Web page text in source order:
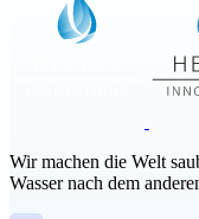
Wir machen die Welt
Wasser nach dem